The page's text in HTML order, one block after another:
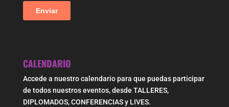
CALENDARIO
Accede a nuestro calendario para que puedas participar
de todos nuestros eventos, desde TALLERES,
DIPLOMADOS, CONFERENCIAS y LIVES.